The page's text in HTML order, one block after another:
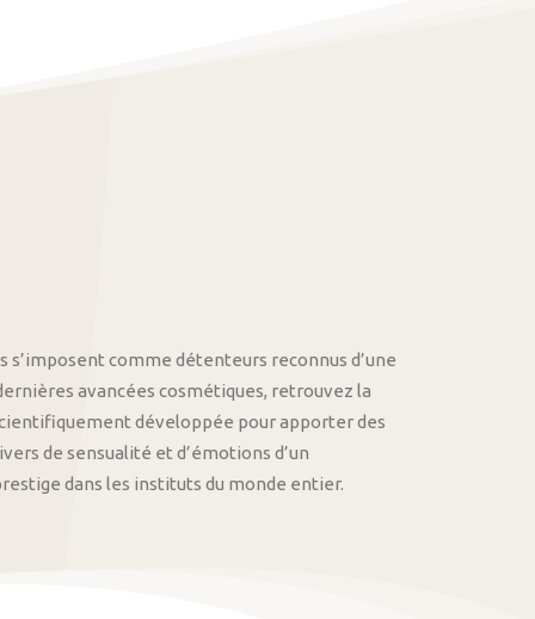
s’imposent comme détenteurs reconnus d’une
avancées cosmétiques, retrouvez la
développée pour apporter des
de sensualité et d’émotions d’un
dans les instituts du monde entier.